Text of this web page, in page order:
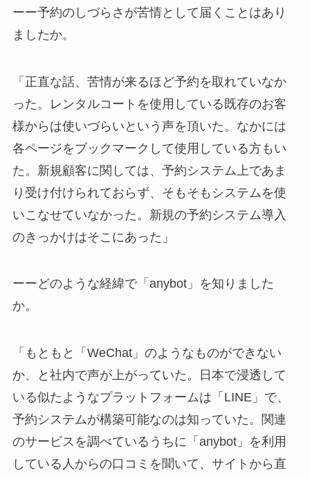
ーー予約のしづらさが苦情として届くことはあり
ましたか。
「正直な話、苦情が来るほど予約を取れていなか
った。レンタルコートを使用している既存のお客
様からは使いづらいという声を頂いた。なかには
各ページをブックマークして使用している方もい
た。新規顧客に関しては、予約システム上であま
り受け付けられておらず、そもそもシステムを使
いこなせていなかった。新規の予約システム導入
のきっかけはそこにあった」
ーーどのような経緯で「anybot」を知りました
か。
「もともと「WeChat」のようなものができない
か、と社内で声が上がっていた。日本で浸透して
いる似たようなプラットフォームは「LINE」で、
予約システムが構築可能なのは知っていた。関連
のサービスを調べているうちに「anybot」を利用
している人からの口コミを聞いて、サイトから直